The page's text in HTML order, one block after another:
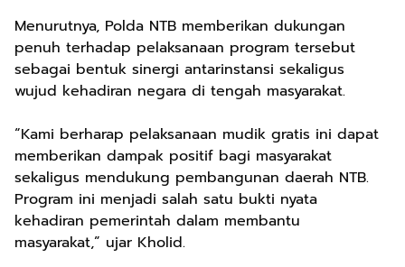
Menurutnya, Polda NTB memberikan dukungan
penuh terhadap pelaksanaan program tersebut
sebagai bentuk sinergi antarinstansi sekaligus
wujud kehadiran negara di tengah masyarakat.
“Kami berharap pelaksanaan mudik gratis ini dapat
memberikan dampak positif bagi masyarakat
sekaligus mendukung pembangunan daerah NTB.
Program ini menjadi salah satu bukti nyata
kehadiran pemerintah dalam membantu
masyarakat,” ujar Kholid.